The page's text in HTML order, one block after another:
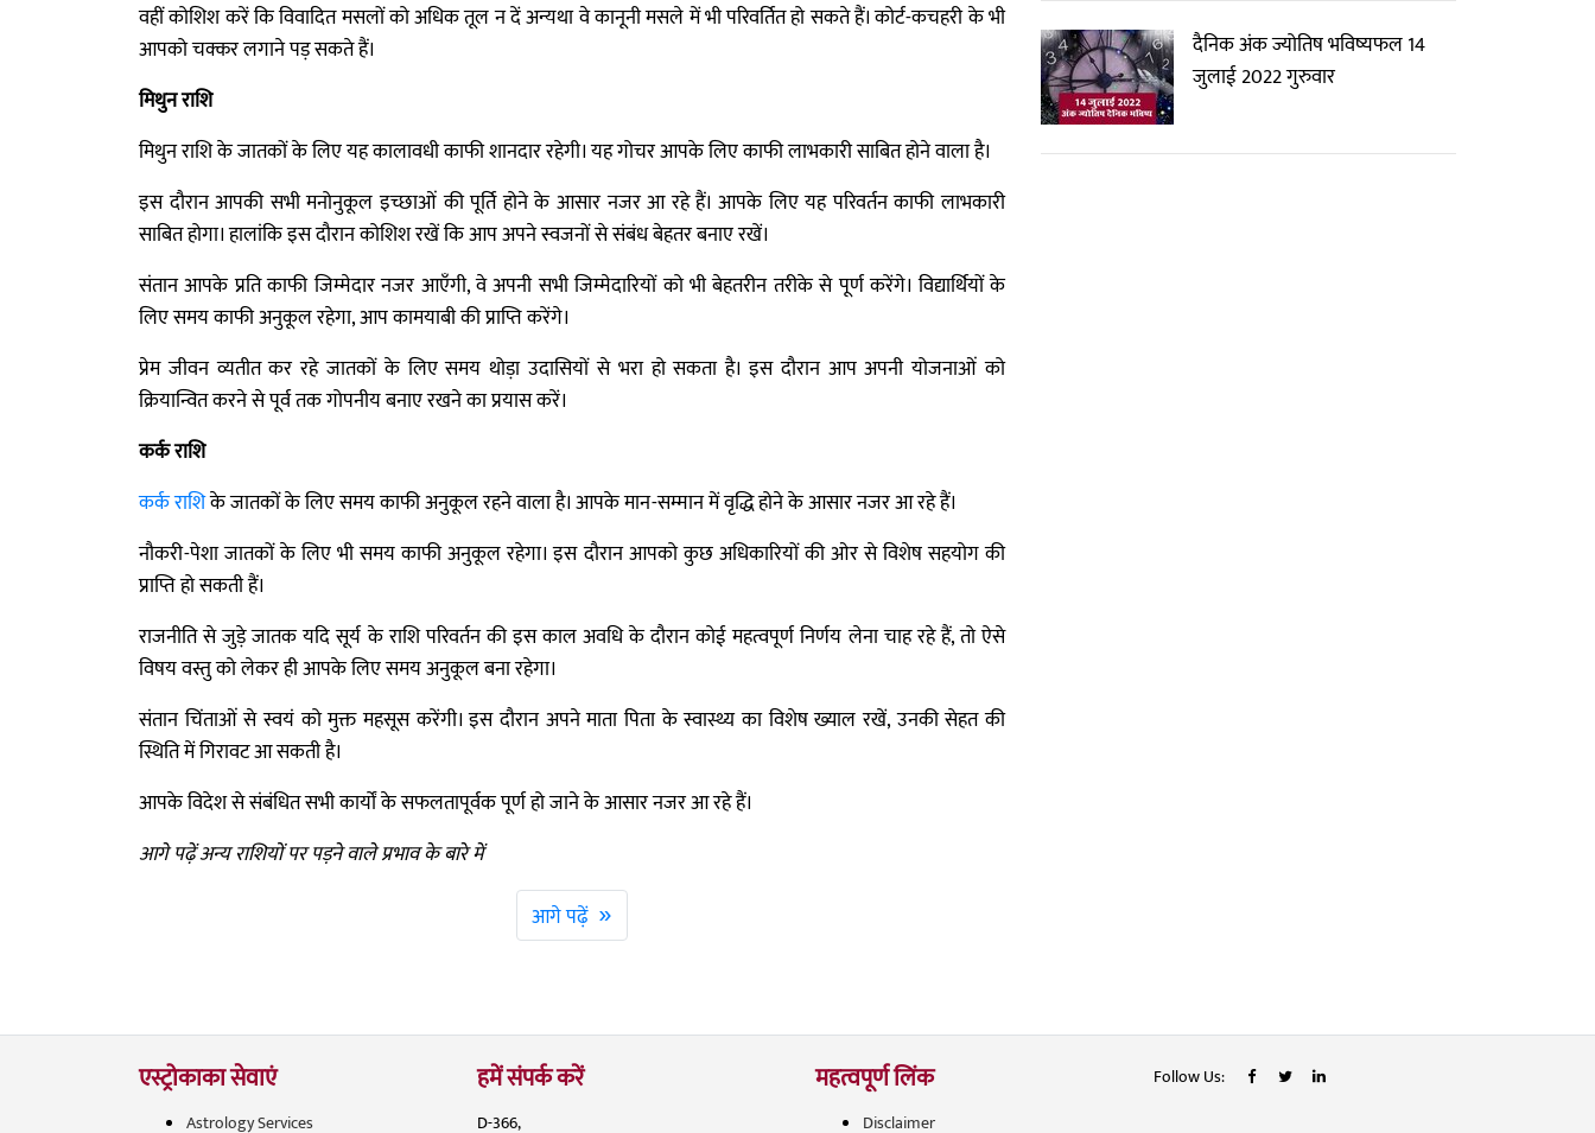
वहीं कोशिश करें कि विवादित मसलों को अधिक तूल न दें अन्यथा वे कानूनी मसले में भी परिवर्तित हो सकते हैं। कोर्ट-कचहरी के भी
आपको चक्कर लगाने पड़ सकते हैं।
मिथुन राशि
मिथुन राशि के जातकों के लिए यह कालावधी काफी शानदार रहेगी। यह गोचर आपके लिए काफी लाभकारी साबित होने वाला है।
इस दौरान आपकी सभी मनोनुकूल इच्छाओं की पूर्ति होने के आसार नजर आ रहे हैं। आपके लिए यह परिवर्तन काफी लाभकारी
साबित होगा। हालांकि इस दौरान कोशिश रखें कि आप अपने स्वजनों से संबंध बेहतर बनाए रखें।
संतान आपके प्रति काफी जिम्मेदार नजर आएँगी, वे अपनी सभी जिम्मेदारियों को भी बेहतरीन तरीके से पूर्ण करेंगे। विद्यार्थियों के
लिए समय काफी अनुकूल रहेगा, आप कामयाबी की प्राप्ति करेंगे।
प्रेम जीवन व्यतीत कर रहे जातकों के लिए समय थोड़ा उदासियों से भरा हो सकता है। इस दौरान आप अपनी योजनाओं को
क्रियान्वित करने से पूर्व तक गोपनीय बनाए रखने का प्रयास करें।
कर्क राशि
कर्क राशिके जातकों के लिए समय काफी अनुकूल रहने वाला है। आपके मान-सम्मान में वृद्धि होने के आसार नजर आ रहे हैं।
नौकरी-पेशा जातकों के लिए भी समय काफी अनुकूल रहेगा। इस दौरान आपको कुछ अधिकारियों की ओर से विशेष सहयोग की
प्राप्ति हो सकती हैं।
राजनीति से जुड़े जातक यदि सूर्य के राशि परिवर्तन की इस काल अवधि के दौरान कोई महत्वपूर्ण निर्णय लेना चाह रहे हैं, तो ऐसे
विषय वस्तु को लेकर ही आपके लिए समय अनुकूल बना रहेगा।
संतान चिंताओं से स्वयं को मुक्त महसूस करेंगी। इस दौरान अपने माता पिता के स्वास्थ्य का विशेष ख्याल रखें, उनकी सेहत की
स्थिति में गिरावट आ सकती है।
आपके विदेश से संबंधित सभी कार्यों के सफलतापूर्वक पूर्ण हो जाने के आसार नजर आ रहे हैं।
आगे पढ़ें अन्य राशियों पर पड़ने वाले प्रभाव के बारे में
आगे पढ़ें »
दैनिक अंक ज्योतिष भविष्यफल 14
जुलाई 2022 गुरुवार
एस्ट्रोकाका सेवाएं
Astrology Services
हमें संपर्क करें
D-366,
महत्वपूर्ण लिंक
Disclaimer
Follow Us: